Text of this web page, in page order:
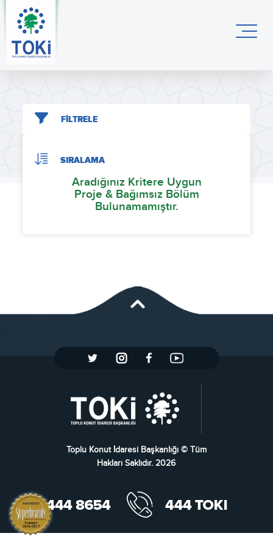
FİLTRELE
SIRALAMA
Aradığınız Kritere Uygun
Proje & Bağımsız Bölüm
Bulunamamıştır.
Toplu Konut İdaresi Başkanlığı © Tüm
Hakları Saklıdır. 2026